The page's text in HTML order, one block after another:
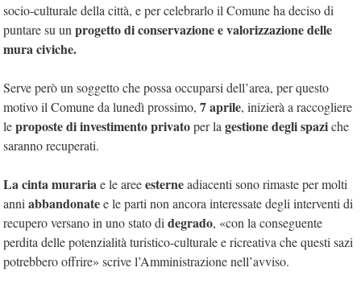
socio-culturale della città, e per celebrarlo il Comune ha deciso di
puntare su un progetto di conservazione e valorizzazione delle
mura civiche.
Serve però un soggetto che possa occuparsi dell’area, per questo
motivo il Comune da lunedì prossimo, 7 aprile, inizierà a raccogliere
leproposte di investimento privatoper la gestione degli spaziche
saranno recuperati.
La cinta murariae le areeesterneadiacenti sono rimaste per molti
anni abbandonatee le parti non ancora interessate degli interventi di
recupero versano in uno stato di degrado, «con la conseguente
perdita delle potenzialità turistico-culturale e ricreativa che questi sazi
potrebbero offrire» scrive l’Amministrazione nell’avviso.